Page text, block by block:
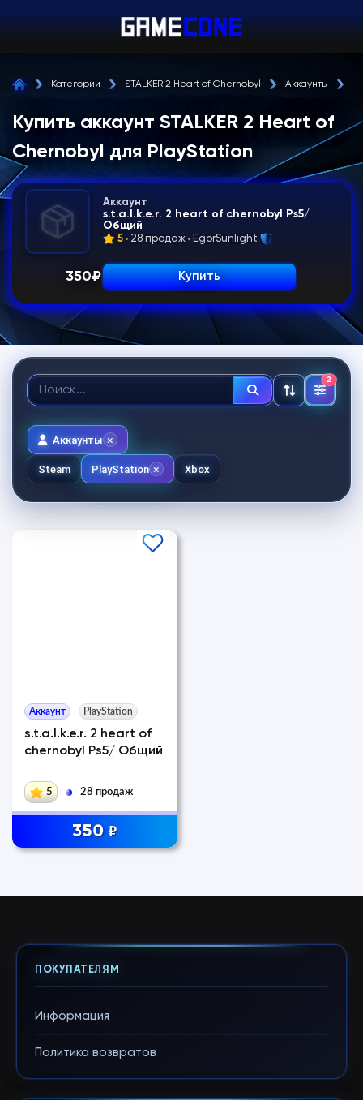
Категории STALKER 2 Heart of Chernobyl Аккаунты
Купить аккаунт STALKER 2 Heart of
Chernobyl для PlayStation
Аккаунт
s.t.a.l.k.e.r. 2 heart of chernobyl Ps5/
Общий
5 28 продаж EgorSunlight
350₽ Купить
2
Аккаунты
Steam PlayStation Xbox
Аккаунт PlayStation
s.t.a.l.k.e.r. 2 heart of
chernobyl Ps5/ Общий
5 28 продаж
350 ₽
ПОКУПАТЕЛЯМ
Информация
Политика возвратов